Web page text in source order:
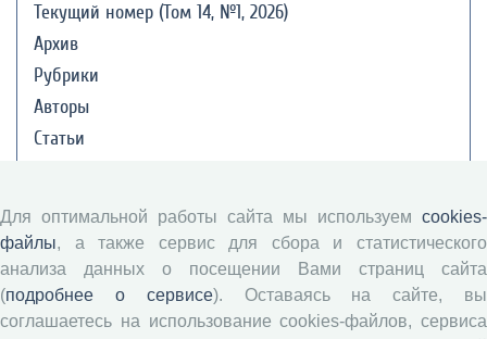
Текущий номер (Том 14, №1, 2026)
Архив
Рубрики
Авторы
Статьи
Авторам
Правила для авторов
Типовой лицензионный договор
Для оптимальной работы сайта мы используем cookies-
файлы, а также сервис для сбора и статистического
анализа данных о посещении Вами страниц сайта
(подробнее о сервисе). Оставаясь на сайте, вы
соглашаетесь на использование cookies-файлов, сервиса